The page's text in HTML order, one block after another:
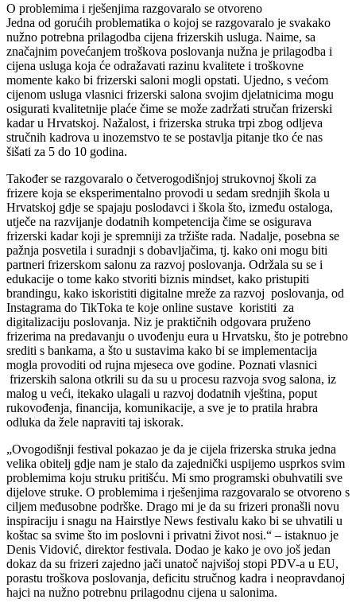
O problemima i rješenjima razgovaralo se otvoreno
Jedna od gorućih problematika o kojoj se razgovaralo je svakako
nužno potrebna prilagodba cijena frizerskih usluga. Naime, sa
značajnim povećanjem troškova poslovanja nužna je prilagodba i
cijena usluga koja će odražavati razinu kvalitete i troškovne
momente kako bi frizerski saloni mogli opstati. Ujedno, s većom
cijenom usluga vlasnici frizerski salona svojim djelatnicima mogu
osigurati kvalitetnije plaće čime se može zadržati stručan frizerski
kadar u Hrvatskoj. Nažalost, i frizerska struka trpi zbog odljeva
stručnih kadrova u inozemstvo te se postavlja pitanje tko će nas
šišati za 5 do 10 godina.
Također se razgovaralo o četverogodišnjoj strukovnoj školi za
frizere koja se eksperimentalno provodi u sedam srednjih škola u
Hrvatskoj gdje se spajaju poslodavci i škola što, između ostaloga,
utječe na razvijanje dodatnih kompetencija čime se osigurava
frizerski kadar koji je spremniji za tržište rada. Nadalje, posebna se
pažnja posvetila i suradnji s dobavljačima, tj. kako oni mogu biti
partneri frizerskom salonu za razvoj poslovanja. Održala su se i
edukacije o tome kako stvoriti biznis mindset, kako pristupiti
brandingu, kako iskoristiti digitalne mreže za razvoj poslovanja, od
Instagrama do TikToka te koje online sustave koristiti za
digitalizaciju poslovanja. Niz je praktičnih odgovara pruženo
frizerima na predavanju o uvođenju eura u Hrvatsku, što je potrebno
srediti s bankama, a što u sustavima kako bi se implementacija
mogla provoditi od rujna mjeseca ove godine. Poznati vlasnici
frizerskih salona otkrili su da su u procesu razvoja svog salona, iz
malog u veći, itekako ulagali u razvoj dodatnih vještina, poput
rukovođenja, financija, komunikacije, a sve je to pratila hrabra
odluka da žele napraviti taj iskorak.
„Ovogodišnji festival pokazao je da je cijela frizerska struka jedna
velika obitelj gdje nam je stalo da zajednički uspijemo usprkos svim
problemima koju struku pritišću. Mi smo programski obuhvatili sve
dijelove struke. O problemima i rješenjima razgovaralo se otvoreno s
ciljem međusobne podrške. Drago mi je da su frizeri pronašli novu
inspiraciju i snagu na Hairstlye News festivalu kako bi se uhvatili u
koštac sa svime što im poslovni i privatni život nosi.“ – istaknuo je
Denis Vidović, direktor festivala. Dodao je kako je ovo još jedan
dokaz da su frizeri zajedno jači unatoč najvišoj stopi PDV-a u EU,
porastu troškova poslovanja, deficitu stručnog kadra i neopravdanoj
hajci na nužno potrebnu prilagodnu cijena u salonima.